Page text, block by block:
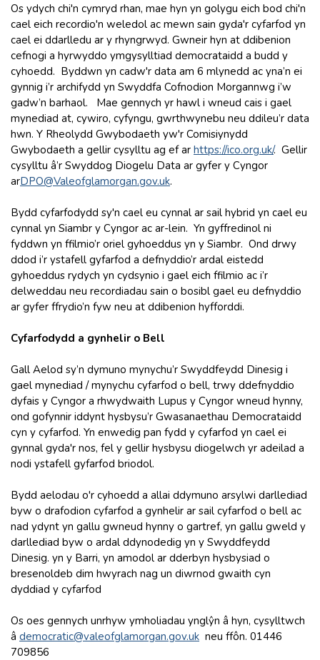
Os ydych chi'n cymryd rhan, mae hyn yn golygu eich bod chi'n
cael eich recordio'n weledol ac mewn sain gyda'r cyfarfod yn
cael ei ddarlledu ar y rhyngrwyd. Gwneir hyn at ddibenion
cefnogi a hyrwyddo ymgysylltiad democrataidd a budd y
cyhoedd. Byddwn yn cadw'r data am 6 mlynedd ac yna’n ei
gynnig i’r archifydd yn Swyddfa Cofnodion Morgannwg i’w
gadw’n barhaol. Mae gennych yr hawl i wneud cais i gael
mynediad at, cywiro, cyfyngu, gwrthwynebu neu ddileu’r data
hwn. Y Rheolydd Gwybodaeth yw'r Comisiynydd
Gwybodaeth a gellir cysylltu ag ef ar https://ico.org.uk/. Gellir
cysylltu â’r Swyddog Diogelu Data ar gyfer y Cyngor
arDPO@Valeofglamorgan.gov.uk.
Bydd cyfarfodydd sy'n cael eu cynnal ar sail hybrid yn cael eu
cynnal yn Siambr y Cyngor ac ar-lein. Yn gyffredinol ni
fyddwn yn ffilmio’r oriel gyhoeddus yn y Siambr. Ond drwy
ddod i’r ystafell gyfarfod a defnyddio’r ardal eistedd
gyhoeddus rydych yn cydsynio i gael eich ffilmio ac i’r
delweddau neu recordiadau sain o bosibl gael eu defnyddio
ar gyfer ffrydio’n fyw neu at ddibenion hyfforddi.
Cyfarfodydd a gynhelir o Bell
Gall Aelod sy’n dymuno mynychu’r Swyddfeydd Dinesig i
gael mynediad / mynychu cyfarfod o bell, trwy ddefnyddio
dyfais y Cyngor a rhwydwaith Lupus y Cyngor wneud hynny,
ond gofynnir iddynt hysbysu’r Gwasanaethau Democrataidd
cyn y cyfarfod. Yn enwedig pan fydd y cyfarfod yn cael ei
gynnal gyda'r nos, fel y gellir hysbysu diogelwch yr adeilad a
nodi ystafell gyfarfod briodol.
Bydd aelodau o'r cyhoedd a allai ddymuno arsylwi darllediad
byw o drafodion cyfarfod a gynhelir ar sail cyfarfod o bell ac
nad ydynt yn gallu gwneud hynny o gartref, yn gallu gweld y
darllediad byw o ardal ddynodedig yn y Swyddfeydd
Dinesig. yn y Barri, yn amodol ar dderbyn hysbysiad o
bresenoldeb dim hwyrach nag un diwrnod gwaith cyn
dyddiad y cyfarfod
Os oes gennych unrhyw ymholiadau ynglŷn â hyn, cysylltwch
â democratic@valeofglamorgan.gov.uk neu ffôn. 01446
709856